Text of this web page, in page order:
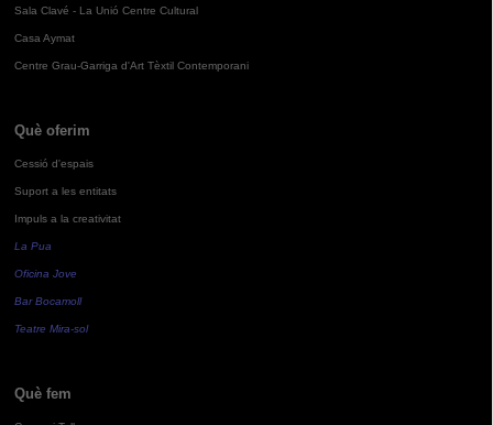
Sala Clavé - La Unió Centre Cultural
Casa Aymat
Centre Grau-Garriga d'Art Tèxtil Contemporani
Què oferim
Cessió d'espais
Suport a les entitats
Impuls a la creativitat
La Pua
Oficina Jove
Bar Bocamoll
Teatre Mira-sol
Què fem